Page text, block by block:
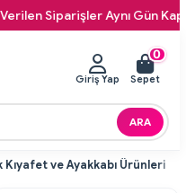
Aynı Gün Kapınıza
ARA
Giriş Yap
0
Sepet
Kıyafet ve Ayakkabı Ürünleri